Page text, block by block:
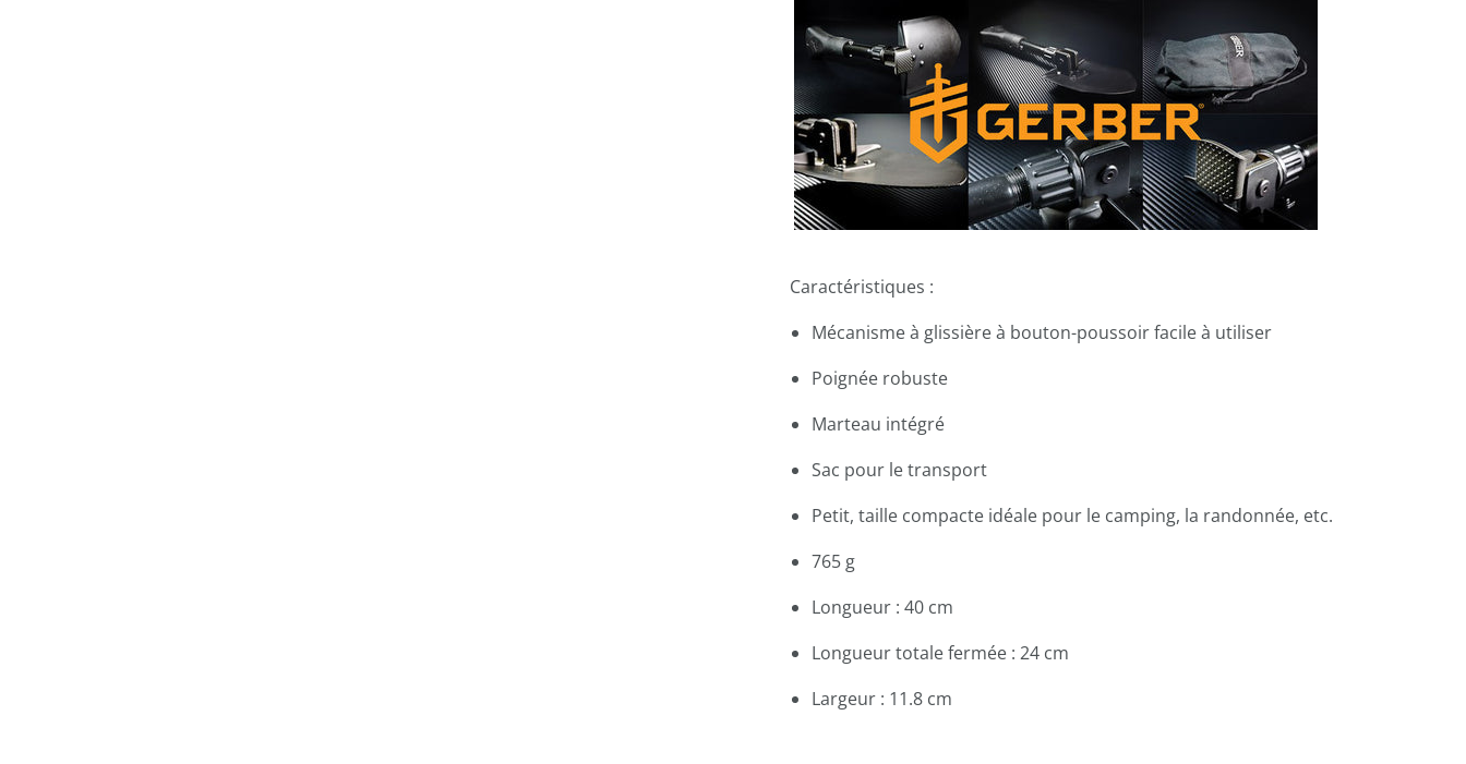
Caractéristiques :
Mécanisme à glissière à bouton-poussoir facile à utiliser
Poignée robuste
Marteau intégré
Sac pour le transport
Petit, taille compacte idéale pour le camping, la randonnée, etc.
765 g
Longueur : 40 cm
Longueur totale fermée : 24 cm
Largeur : 11.8 cm